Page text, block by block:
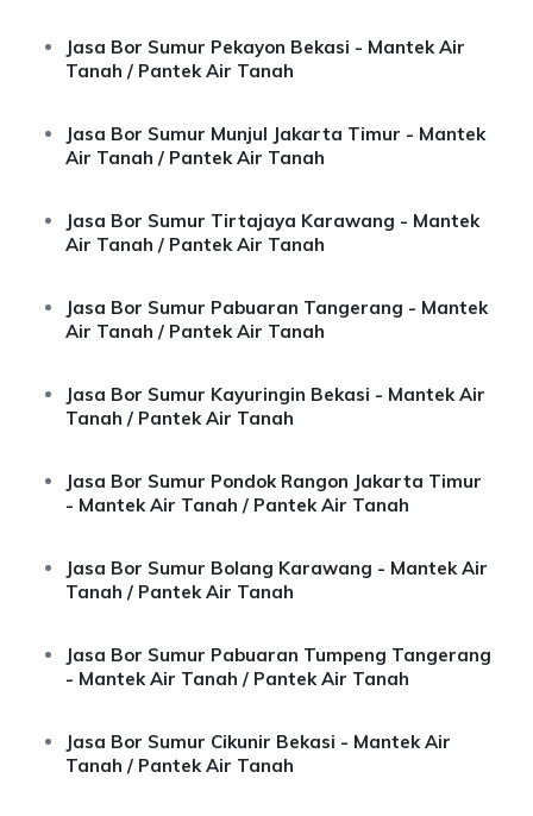
Jasa Bor Sumur Pekayon Bekasi - Mantek Air
Tanah / Pantek Air Tanah
Jasa Bor Sumur Munjul Jakarta Timur - Mantek
Air Tanah / Pantek Air Tanah
Jasa Bor Sumur Tirtajaya Karawang - Mantek
Air Tanah / Pantek Air Tanah
Jasa Bor Sumur Pabuaran Tangerang - Mantek
Air Tanah / Pantek Air Tanah
Jasa Bor Sumur Kayuringin Bekasi - Mantek Air
Tanah / Pantek Air Tanah
Jasa Bor Sumur Pondok Rangon Jakarta Timur
- Mantek Air Tanah / Pantek Air Tanah
Jasa Bor Sumur Bolang Karawang - Mantek Air
Tanah / Pantek Air Tanah
Jasa Bor Sumur Pabuaran Tumpeng Tangerang
- Mantek Air Tanah / Pantek Air Tanah
Jasa Bor Sumur Cikunir Bekasi - Mantek Air
Tanah / Pantek Air Tanah